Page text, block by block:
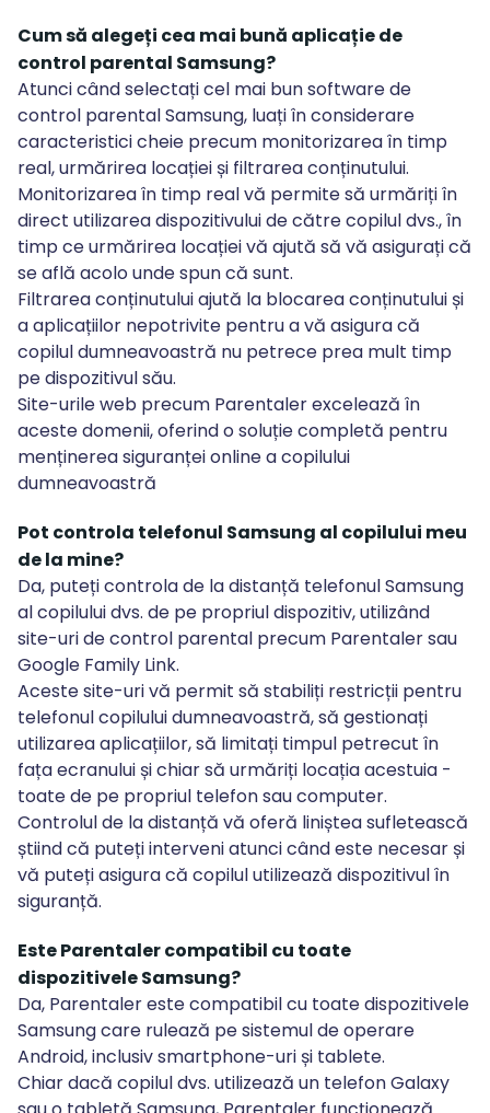
Cum să alegeți cea mai bună aplicație de
control parental Samsung?
Atunci când selectați cel mai bun software de
control parental Samsung, luați în considerare
caracteristici cheie precum monitorizarea în timp
real, urmărirea locației și filtrarea conținutului.
Monitorizarea în timp real vă permite să urmăriți în
direct utilizarea dispozitivului de către copilul dvs., în
timp ce urmărirea locației vă ajută să vă asigurați că
se află acolo unde spun că sunt.
Filtrarea conținutului ajută la blocarea conținutului și
a aplicațiilor nepotrivite pentru a vă asigura că
copilul dumneavoastră nu petrece prea mult timp
pe dispozitivul său.
Site-urile web precum Parentaler excelează în
aceste domenii, oferind o soluție completă pentru
menținerea siguranței online a copilului
dumneavoastră
Pot controla telefonul Samsung al copilului meu
de la mine?
Da, puteți controla de la distanță telefonul Samsung
al copilului dvs. de pe propriul dispozitiv, utilizând
site-uri de control parental precum Parentaler sau
Google Family Link.
Aceste site-uri vă permit să stabiliți restricții pentru
telefonul copilului dumneavoastră, să gestionați
utilizarea aplicațiilor, să limitați timpul petrecut în
fața ecranului și chiar să urmăriți locația acestuia -
toate de pe propriul telefon sau computer.
Controlul de la distanță vă oferă liniștea sufletească
știind că puteți interveni atunci când este necesar și
vă puteți asigura că copilul utilizează dispozitivul în
siguranță.
Este Parentaler compatibil cu toate
dispozitivele Samsung?
Da, Parentaler este compatibil cu toate dispozitivele
Samsung care rulează pe sistemul de operare
Android, inclusiv smartphone-uri și tablete.
Chiar dacă copilul dvs. utilizează un telefon Galaxy